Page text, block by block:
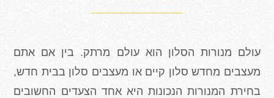
עולם מנורות הסלון הוא עולם מרתק. בין אם אתם
מעצבים מחדש סלון קיים או מעצבים סלון בבית חדש,
בחירת המנורות הנכונות היא אחד הצעדים החשובים